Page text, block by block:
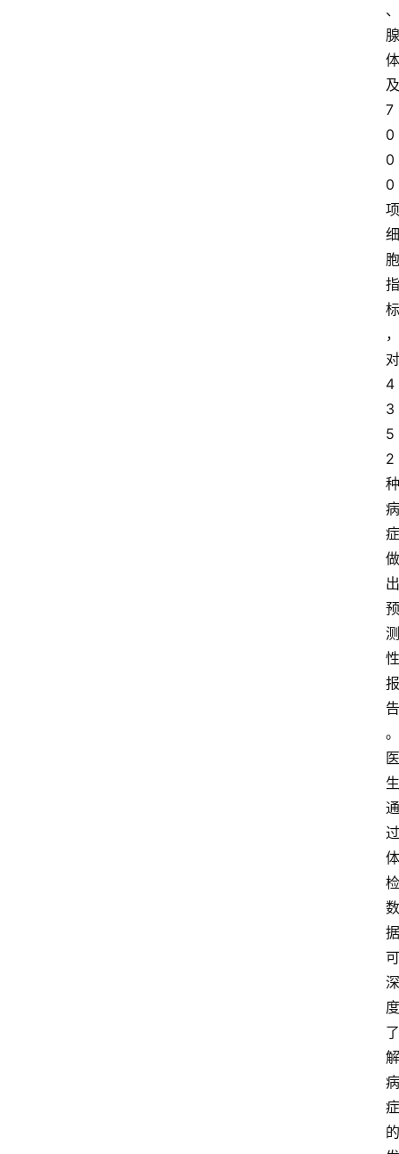
、
腺
体
及
7
0
0
0
项
细
胞
指
标
，
对
4
3
5
2
种
病
症
做
出
预
测
性
报
告
。
医
生
通
过
体
检
数
据
可
深
度
了
解
病
症
的